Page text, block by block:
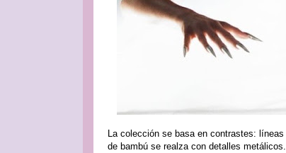
La colección se basa en contrastes:
de bambú se realza con detalles